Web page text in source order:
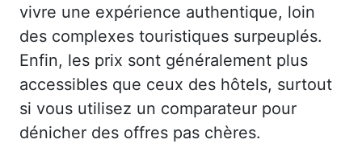
vivre une expérience authentique, loin
des complexes touristiques surpeuplés.
Enfin, les prix sont généralement plus
accessibles que ceux des hôtels, surtout
si vous utilisez un comparateur pour
dénicher des offres pas chères.